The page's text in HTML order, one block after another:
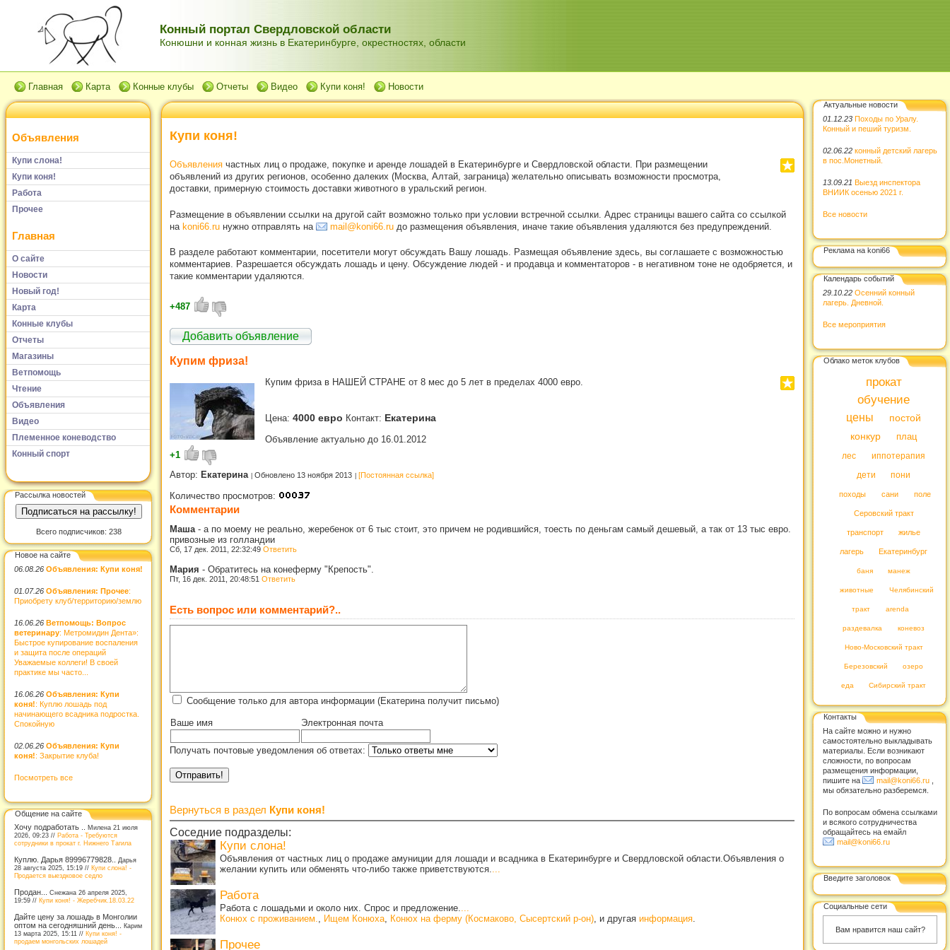
Конный портал Свердловской области
Конюшни и конная жизнь в Екатеринбурге, окрестностях, области
Главная Карта Конные клубы Отчеты Видео Купи коня! Новости
Объявления
Купи слона!
Купи коня!
Работа
Прочее
Главная
О сайте
Новости
Новый год!
Карта
Конные клубы
Отчеты
Магазины
Ветпомощь
Чтение
Объявления
Видео
Племенное коневодство
Конный спорт
Рассылка новостей
Всего подписчиков: 238
Новое на сайте
06.08.26 Объявления: Купи коня!
01.07.26 Объявления: Прочее:
Приобрету клуб/территорию/землю
16.06.26 Ветпомощь: Вопрос
ветеринару: Метромидин Дента»:
Быстрое купирование воспаления
и защита после операций
Уважаемые коллеги! В своей
практике мы часто...
16.06.26 Объявления: Купи
коня!: Куплю лошадь под
начинающего всадника подростка.
Спокойную
02.06.26 Объявления: Купи
коня!: Закрытие клуба!
Посмотреть все
Общение на сайте
Хочу подработать .. Милена 21 июля
2026, 09:23 // Работа - Требуются
сотрудники в прокат г. Нижнего Тагила
Куплю. Дарья 89996779828..
Дарья
28 августа 2025, 15:19 // Купи слона! -
Продается выездковое седло
Продан... Снежана 26 апреля 2025,
19:59 // Купи коня! - Жеребчик.18.03.22
Дайте цену за лошадь в Монголии
оптом на сегодняшний день... Карим
13 марта 2025, 15:11 // Купи коня! -
продаем монгольских лошадей
Купи коня!
Объявления частных лиц о продаже, покупке и аренде лошадей в Екатеринбурге и Свердловской области. При размещении
объявлений из других регионов, особенно далеких (Москва, Алтай, заграница) желательно описывать возможности просмотра,
доставки, примерную стоимость доставки животного в уральский регион.
Размещение в объявлении ссылки на другой сайт возможно только при условии встречной ссылки. Адрес страницы вашего сайта со ссылкой
на koni66.ru нужно отправлять на mail@koni66.ru до размещения объявления, иначе такие объявления удаляются без предупреждений.
В разделе работают комментарии, посетители могут обсуждать Вашу лошадь. Размещая объявление здесь, вы соглашаете с возможностью
комментариев. Разрешается обсуждать лошадь и цену. Обсуждение людей - и продавца и комментаторов - в негативном тоне не одобряется, и
такие комментарии удаляются.
+487
Добавить объявление
Купим фриза!
Купим фриза в НАШЕЙ СТРАНЕ от 8 мес до 5 лет в пределах 4000 евро.
Цена: 4000 евро Контакт: Екатерина
Объявление актуально до 16.01.2012
+1
Автор: Екатерина Обновлено 13 ноября 2013 [Постоянная ссылка]
Количество просмотров:
Комментарии
Маша - а по моему не реально, жеребенок от 6 тыс стоит, это причем не родившийся, тоесть по деньгам самый дешевый, а так от 13 тыс евро.
привозные из голландии
Сб, 17 дек. 2011, 22:32:49 Ответить
Мария - Обратитесь на конеферму "Крепость".
Пт, 16 дек. 2011, 20:48:51 Ответить
Есть вопрос или комментарий?..
Сообщение только для автора информации (Екатерина получит письмо)
Ваше имя Электронная почта
Получать почтовые уведомления об ответах:
Вернуться в раздел Купи коня!
Соседние подразделы:
Купи слона!
Объявления от частных лиц о продаже амуниции для лошади и всадника в Екатеринбурге и Свердловской области.Объявления о
желании купить или обменять что-либо также приветствуются.
Работа
Работа с лошадьми и около них. Спрос и предложение.
Конюх с проживанием.
Ищем Конюха Конюх на ферму (Космаково, Сысертский р-он) , и другая информация
Прочее
Актуальные новости
01.12.23 Походы по Уралу.
Конный и пеший туризм.
02.06.22 конный детский лагерь
в пос.Монетный.
13.09.21 Выезд инспектора
ВНИИК осенью 2021 г.
Все новости
Реклама на koni66
Календарь событий
29.10.22 Осенний конный
лагерь. Дневной.
Все мероприятия
Облако меток клубов
прокат
обучение
цены
постой
конкур
плац
лес
иппотерапия
дети
пони
походы сани поле
Серовский тракт
транспорт жилье
лагерь Екатеринбург
баня манеж
животные Челябинский
тракт arenda
раздевалка коневоз
Ново-Московский тракт
Березовский озеро
еда Сибирский тракт
Контакты
На сайте можно и нужно
самостоятельно выкладывать
материалы. Если возникают
сложности, по вопросам
размещения информации,
пишите на
mail@koni66.ru
мы обязательно разберемся.
По вопросам обмена ссылками
и всякого сотрудничества
обращайтесь на емайл
mail@koni66.ru
Введите заголовок
Социальные сети
Вам нравится наш сайт?